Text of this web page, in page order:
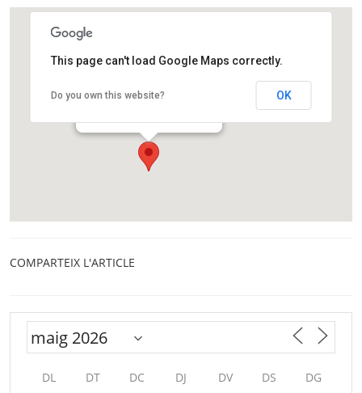
Centre Cultural Sant Josep
Avinguda d'Isabel la Catòlica,32
This page can't load Google Maps correctly.
Do you own this website? OK
COMPARTEIX L'ARTICLE
DL DT DC DJ DV DS DG